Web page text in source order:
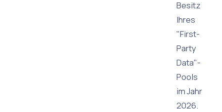
Besitz
Ihres
"First-
Party
Data"-
Pools
im Jahr
2026.